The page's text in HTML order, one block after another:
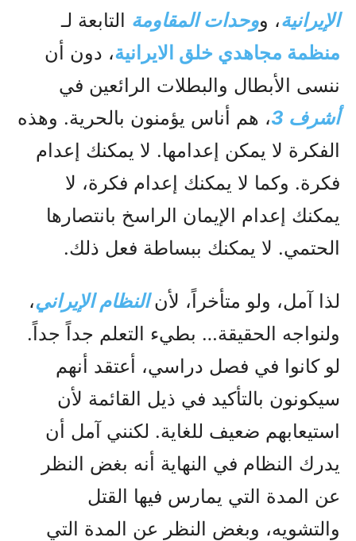
الإيرانية، ووحدات المقاومة التابعة لـ
منظمة مجاهدي خلق الایرانیة، دون أن
ننسى الأبطال والبطلات الرائعين في
أشرف 3
، هم أناس يؤمنون بالحرية. وهذه
الفكرة لا يمكن إعدامها. لا يمكنك إعدام
فكرة. وكما لا يمكنك إعدام فكرة، لا
يمكنك إعدام الإيمان الراسخ بانتصارها
الحتمي. لا يمكنك ببساطة فعل ذلك.
لذا آمل، ولو متأخراً، لأنالنظام الإيراني،
ولنواجه الحقيقة… بطيء التعلم جداً جداً.
لو كانوا في فصل دراسي، أعتقد أنهم
سيكونون بالتأكيد في ذيل القائمة لأن
استيعابهم ضعيف للغاية. لكنني آمل أن
يدرك النظام في النهاية أنه بغض النظر
عن المدة التي يمارس فيها القتل
والتشويه، وبغض النظر عن المدة التي